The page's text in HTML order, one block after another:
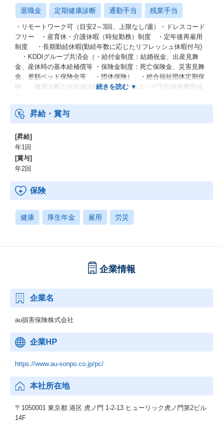
退職金 定期健康診断 通勤手当 残業手当
・リモートワーク可（目安2～3回、上限なし/週）・ドレスコード
フリー ・産育休・介護休暇（時短勤務）制度 ・定年後再雇用
制度 ・長期勤続休暇(勤続年数に応じたリフレッシュ休暇付与)
・KDDIグループ共済会（・給付金制度：結婚祝金、出産見舞
金、産休時の基本給補償等 ・保険金制度：死亡保険金、災害見舞
金、差額ベッド保険金等 ・団体保険） ・総合福祉団体定期保
険 ・健康診断の付加健診補助、インフルエンザ予防接種費用補
昇給・賞与
[昇給]
年1回
[賞与]
年2回
保険
健康 厚生年金 雇用 労災
企業情報
企業名
au損害保険株式会社
企業HP
https://www.au-sonpo.co.jp/pc/
本社所在地
〒1050001 東京都 港区 虎ノ門 1-2-13 ヒューリック虎ノ門第2ビル
14F